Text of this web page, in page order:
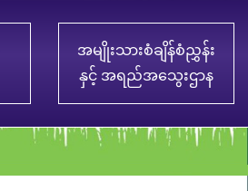
အမျိုးသားစံချိန်စံညွှန်း
နှင့် အရည်အသွေးဌာန